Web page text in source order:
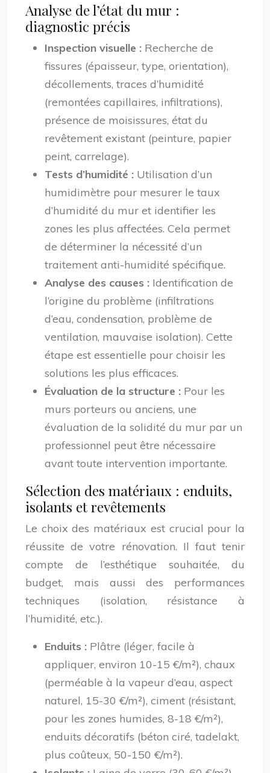
Analyse de l’état du mur :
diagnostic précis
Inspection visuelle : Recherche de
fissures (épaisseur, type, orientation),
décollements, traces d’humidité
(remontées capillaires, infiltrations),
présence de moisissures, état du
revêtement existant (peinture, papier
peint, carrelage).
Tests d’humidité : Utilisation d’un
humidimètre pour mesurer le taux
d’humidité du mur et identifier les
zones les plus affectées. Cela permet
de déterminer la nécessité d’un
traitement anti-humidité spécifique.
Analyse des causes : Identification de
l’origine du problème (infiltrations
d’eau, condensation, problème de
ventilation, mauvaise isolation). Cette
étape est essentielle pour choisir les
solutions les plus efficaces.
Évaluation de la structure : Pour les
murs porteurs ou anciens, une
évaluation de la solidité du mur par un
professionnel peut être nécessaire
avant toute intervention importante.
Sélection des matériaux : enduits,
isolants et revêtements
Le choix des matériaux est crucial pour la
réussite de votre rénovation. Il faut tenir
compte de l’esthétique souhaitée, du
budget, mais aussi des performances
techniques (isolation, résistance à
l’humidité, etc.).
Enduits : Plâtre (léger, facile à
appliquer, environ 10-15 €/m²), chaux
(perméable à la vapeur d’eau, aspect
naturel, 15-30 €/m²), ciment (résistant,
pour les zones humides, 8-18 €/m²),
enduits décoratifs (béton ciré, tadelakt,
plus coûteux, 50-150 €/m²).